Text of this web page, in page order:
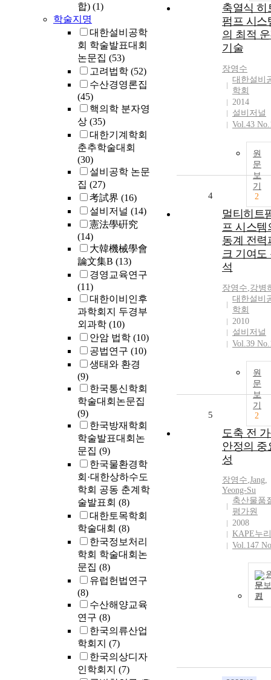
합) (1)
학술지명
대한설비공학
회 학술발표대회
논문집 (53)
고려법학 (52)
수산경영론집
(45)
핵의학 분자영
상 (35)
대한기계학회
춘추학술대회
(30)
설비공학 논문
집 (27)
考試界 (16)
설비저널 (14)
憲法學硏究
(14)
大韓機械學會
論文集B (13)
경영교육연구
(11)
대한이비인후
과학회지 두경부
외과학 (10)
안암 법학 (10)
공법연구 (10)
생태와 환경
(9)
한국통신학회
학술대회논문집
(9)
한국방재학회
학술발표대회논
문집 (9)
한국물환경학
회·대한상하수도
학회 공동 춘계학
술발표회 (8)
대한토목학회
학술대회 (8)
한국정보처리
학회 학술대회논
문집 (8)
유럽헌법연구
(8)
수산해양교육
연구 (8)
한국의류산업
학회지 (7)
한국의상디자
인학회지 (7)
축열식 히
펌프 시스
의 최적
기술
장영수
대한설비
학회
2014
설비저널
Vol.43
원
문
보
기
2
4
멀티히트
프 시스템
동계 전력
크 기여도
석
장영수,강병
대한설비
학회
2010
설비저널
Vol.39
원
문
보
기
2
5
도축 전
안정의 중
성
장영수,Jang,
Yeong-Su
축산물품
평가원
2008
KAPE누리
Vol.147
문보
기